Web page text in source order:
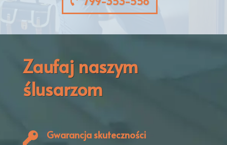
Zaufaj naszym
ślusarzom
Gwarancja skuteczności